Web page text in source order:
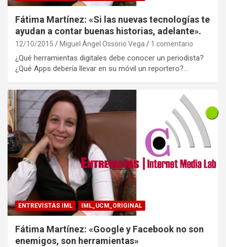
Fátima Martínez: «Si las nuevas tecnologías te
ayudan a contar buenas historias, adelante».
12/10/2015 Miguel Ángel Ossorio Vega 1 comentario
¿Qué herramientas digitales debe conocer un periodista?
¿Qué Apps debería llevar en su móvil un reportero?…
ENTREVISTAS IML IML_UCM_ORIGINAL
Fátima Martínez: «Google y Facebook no son
enemigos, son herramientas»